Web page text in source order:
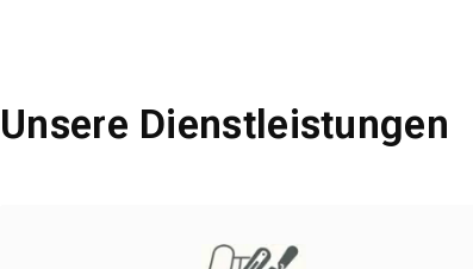
Unsere Dienstleistungen